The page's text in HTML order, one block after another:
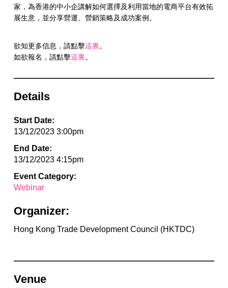
家，為香港的中小企講解如何選擇及利用當地的電商平台有效拓
展生意，並分享營運、營銷策略及成功案例。
欲知更多信息，請點擊這裏。
如欲報名，請點擊這裏。
Details
Start Date:
13/12/2023 3:00pm
End Date:
13/12/2023 4:15pm
Event Category:
Webinar
Organizer:
Hong Kong Trade Development Council (HKTDC)
Venue